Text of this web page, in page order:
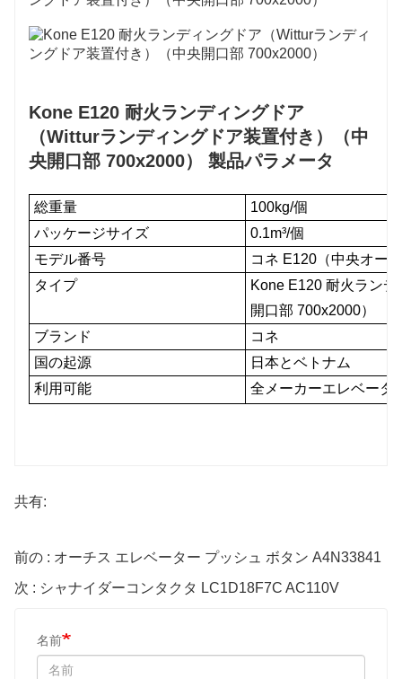
Kone E120 耐火ランディングドア
（Witturランディングドア装置付き）（中
央開口部 700x2000）
製品パラメータ
総重量
100kg/個
パッケージサイズ
0.1m³/個
モデル番号
コネ E120（中央オー
タイプ
Kone E120 耐火ラン
開口部 700x2000）
ブランド
コネ
国の起源
日本とベトナム
利用可能
全メーカーエレベータ
共有:
前の : オーチス エレベーター プッシュ ボタン A4N33841
次 : シャナイダーコンタクタ LC1D18F7C AC110V
名前